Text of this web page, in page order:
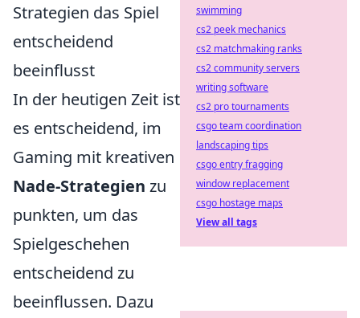
Strategien das Spiel
entscheidend
beeinflusst
In der heutigen Zeit ist
es entscheidend, im
Gaming mit kreativen
Nade-Strategien zu
punkten, um das
Spielgeschehen
entscheidend zu
beeinflussen. Dazu
swimming
cs2 peek mechanics
cs2 matchmaking ranks
cs2 community servers
writing software
cs2 pro tournaments
csgo team coordination
landscaping tips
csgo entry fragging
window replacement
csgo hostage maps
View all tags